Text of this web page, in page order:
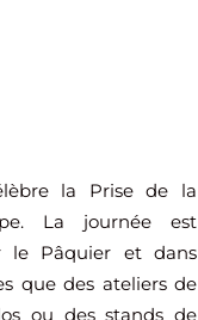
la Prise de la
La journée est
le Pâquier et dans
que des ateliers de
ou des stands de